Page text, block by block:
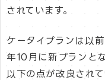
されています。
ケータイプランは以
年10月に新プランと
以下の点が改良されて